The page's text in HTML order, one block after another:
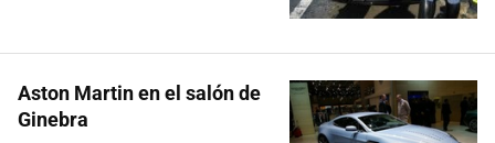
Aston Martin en el salón de
Ginebra